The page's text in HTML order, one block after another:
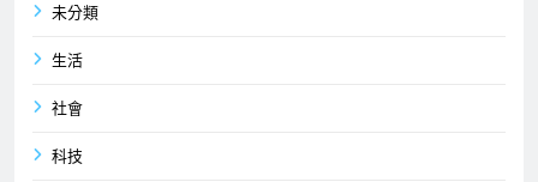
未分類
生活
社會
科技